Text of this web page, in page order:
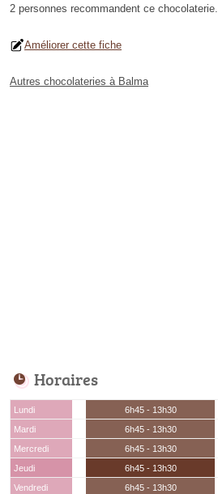
2 personnes recommandent ce chocolaterie.
Améliorer cette fiche
Autres chocolateries à Balma
Horaires
Lundi 6h45 - 13h30
Mardi
6h45 - 13h30
Mercredi
6h45 - 13h30
Jeudi
6h45 - 13h30
Vendredi
6h45 - 13h30